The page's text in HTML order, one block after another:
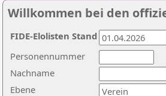
Willkommen bei den
Nachname
Ebene
Personennummer
FIDE-Elolisten Stand